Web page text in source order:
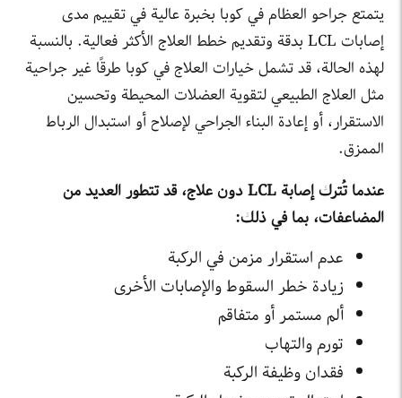
يتمتع جراحو العظام في كوبا بخبرة عالية في تقييم مدى
إصابات LCL بدقة وتقديم خطط العلاج الأكثر فعالية. بالنسبة
لهذه الحالة، قد تشمل خيارات العلاج في كوبا طرقًا غير جراحية
مثل العلاج الطبيعي لتقوية العضلات المحيطة وتحسين
الاستقرار، أو إعادة البناء الجراحي لإصلاح أو استبدال الرباط
الممزق.
عندما تُترك إصابة LCL دون علاج، قد تتطور العديد من
المضاعفات، بما في ذلك:
عدم استقرار مزمن في الركبة
زيادة خطر السقوط والإصابات الأخرى
ألم مستمر أو متفاقم
تورم والتهاب
فقدان وظيفة الركبة